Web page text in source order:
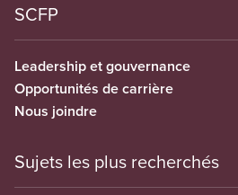
SCFP
Leadership et gouvernance
Opportunités de carrière
Nous joindre
Sujets les plus recherchés